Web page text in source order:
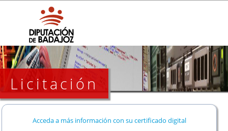
Licitación
Acceda a más información con su certificado digital